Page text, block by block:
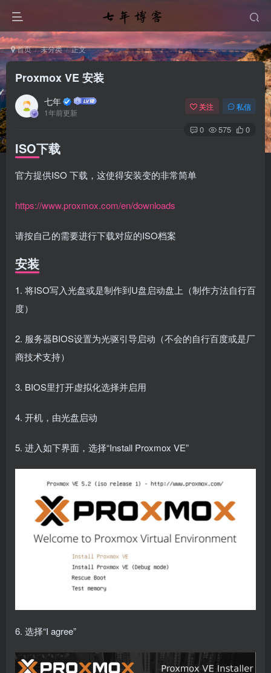
首页 未分类 正文
Proxmox VE 安装
七年
1年前更新
关注 私信
0 575 0
ISO下载
官方提供ISO 下载，这使得安装变的非常简单
https://www.proxmox.com/en/downloads
请按自己的需要进行下载对应的ISO档案
安装
1. 将ISO写入光盘或是制作到U盘启动盘上（制作方法自行百
度）
2. 服务器BIOS设置为光驱引导启动（不会的自行百度或是厂
商技术支持）
3. BIOS里打开虚拟化选择并启用
4. 开机，由光盘启动
5. 进入如下界面，选择“Install Proxmox VE”
6. 选择“I agree”